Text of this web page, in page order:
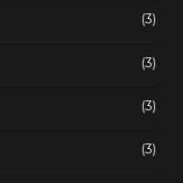
(3)
(3)
(3)
(3)